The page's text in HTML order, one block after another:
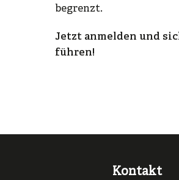
begrenzt.
Jetzt anmelden und
führen!
Kontakt